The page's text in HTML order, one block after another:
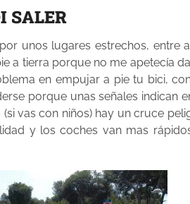
SALER
unos lugares estrechos, entre
a tierra porque no me apetecía
en empujar a pie tu bici,
porque unas señales indican
vas con niños) hay un cruce
y los coches van mas